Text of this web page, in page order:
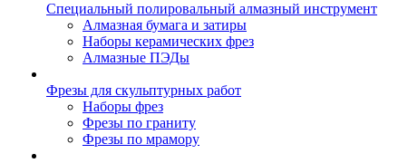
Специальный полировальный алмазный инструмент
Алмазная бумага и затиры
Наборы керамических фрез
Алмазные ПЭДы
Фрезы для скульптурных работ
Наборы фрез
Фрезы по граниту
Фрезы по мрамору